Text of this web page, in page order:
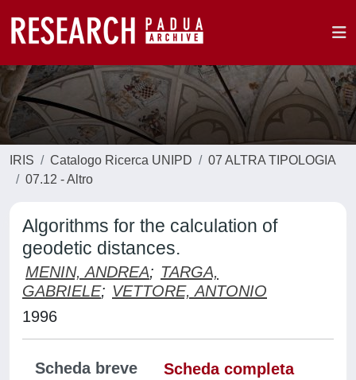
IRIS Catalogo Ricerca UNIPD
07 ALTRA TIPOLOGIA
07.12 - Altro
Algorithms for the calculation of
geodetic distances.
MENIN, ANDREA; TARGA,
GABRIELE; VETTORE, ANTONIO
1996
Scheda breve
Scheda completa